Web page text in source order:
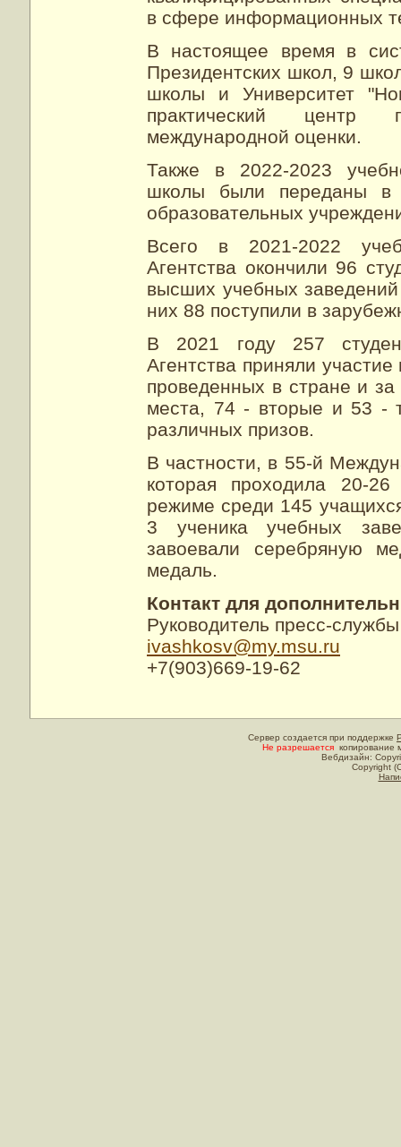
в сфере информационных
В настоящее время в
Президентских школ, 9
школы и Университет
практический центр
международной оценки.
Также в 2022-2023
школы были переданы в
образовательных
Всего в 2021-2022
Агентства окончили 96
высших учебных
них 88 поступили в
В 2021 году 257
Агентства приняли
проведенных в стране и
места, 74 - вторые и 53 -
различных призов.
В частности, в 55-й
которая проходила 20-
режиме среди 145
3 ученика учебных
завоевали серебряную
медаль.
Контакт для
Руководитель пресс-
ivashkosv@my.msu.ru
+7(903)669-19-62
Сервер создается при поддержке
Не разрешается копирование
Вебдизайн:
Copyright